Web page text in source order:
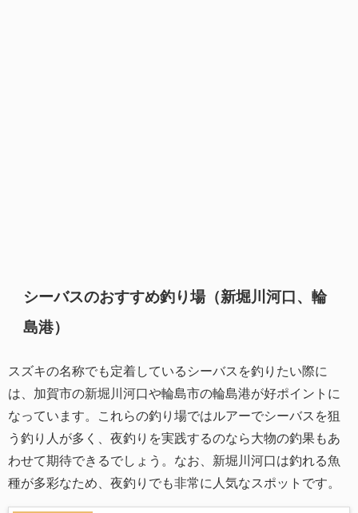
シーバスのおすすめ釣り場（新堀川河口、輪
島港）
スズキの名称でも定着しているシーバスを釣りたい際に
は、加賀市の新堀川河口や輪島市の輪島港が好ポイントに
なっています。これらの釣り場ではルアーでシーバスを狙
う釣り人が多く、夜釣りを実践するのなら大物の釣果もあ
わせて期待できるでしょう。なお、新堀川河口は釣れる魚
種が多彩なため、夜釣りでも非常に人気なスポットです。